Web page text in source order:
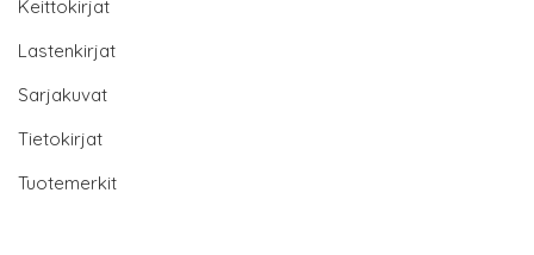
Keittokirjat
Lastenkirjat
Sarjakuvat
Tietokirjat
Tuotemerkit